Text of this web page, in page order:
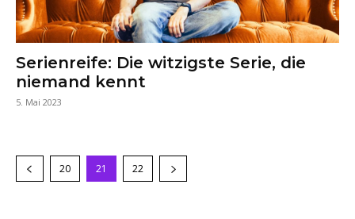
Serienreife: Die witzigste Serie, die
niemand kennt
5. Mai 2023
20 21 22